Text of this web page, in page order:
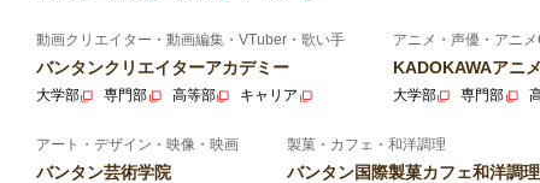
動画クリエイター・動画編集・VTuber・歌い手
バンタンクリエイターアカデミー
大学部 専門部 高等部 キャリア
アニメ・声優・アニ
KADOKAWAアニ
大学部 専門部
アート・デザイン・映像・映画
バンタン芸術学院
製菓・カフェ・和洋調理
バンタン国際製菓カフェ和洋調